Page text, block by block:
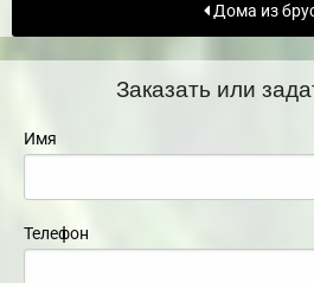
Дома из
Заказать или
Имя
Телефон